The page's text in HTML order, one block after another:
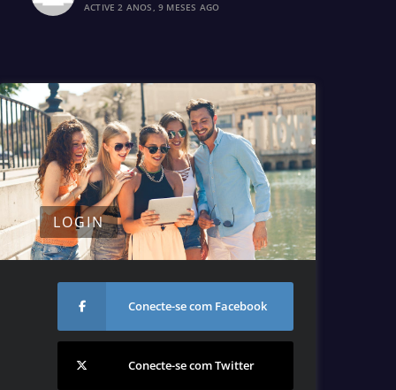
ACTIVE 2 ANOS, 9 MESES AGO
LOGIN
Conecte-se com Facebook
Conecte-se com Twitter